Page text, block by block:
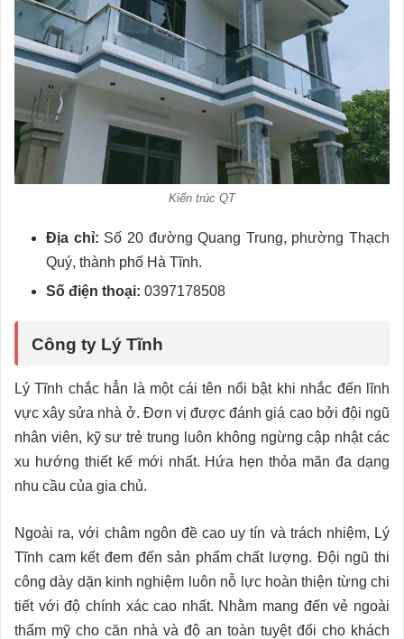
Kiến trúc QT
Địa chỉ: Số 20 đường Quang Trung, phường Thạch
Quý, thành phố Hà Tĩnh.
Số điện thoại: 0397178508
Công ty Lý Tĩnh
Lý Tĩnh chắc hẳn là một cái tên nổi bật khi nhắc đến lĩnh
vực xây sửa nhà ở. Đơn vị được đánh giá cao bởi đội ngũ
nhân viên, kỹ sư trẻ trung luôn không ngừng cập nhật các
xu hướng thiết kế mới nhất. Hứa hẹn thỏa mãn đa dạng
nhu cầu của gia chủ.
Ngoài ra, với châm ngôn đề cao uy tín và trách nhiệm, Lý
Tĩnh cam kết đem đến sản phẩm chất lượng. Đội ngũ thi
công dày dặn kinh nghiệm luôn nỗ lực hoàn thiện từng chi
tiết với độ chính xác cao nhất. Nhằm mang đến vẻ ngoài
thẩm mỹ cho căn nhà và độ an toàn tuyệt đối cho khách